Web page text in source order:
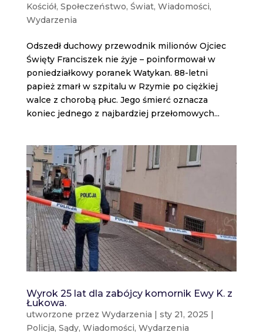
Kościół, Społeczeństwo, Świat, Wiadomości,
Wydarzenia
Odszedł duchowy przewodnik milionów Ojciec
Święty Franciszek nie żyje – poinformował w
poniedziałkowy poranek Watykan. 88-letni
papież zmarł w szpitalu w Rzymie po ciężkiej
walce z chorobą płuc. Jego śmierć oznacza
koniec jednego z najbardziej przełomowych...
Wyrok 25 lat dla zabójcy komornik Ewy K. z
Łukowa.
utworzone przez Wydarzenia | sty 21, 2025 |
Policja, Sądy, Wiadomości, Wydarzenia